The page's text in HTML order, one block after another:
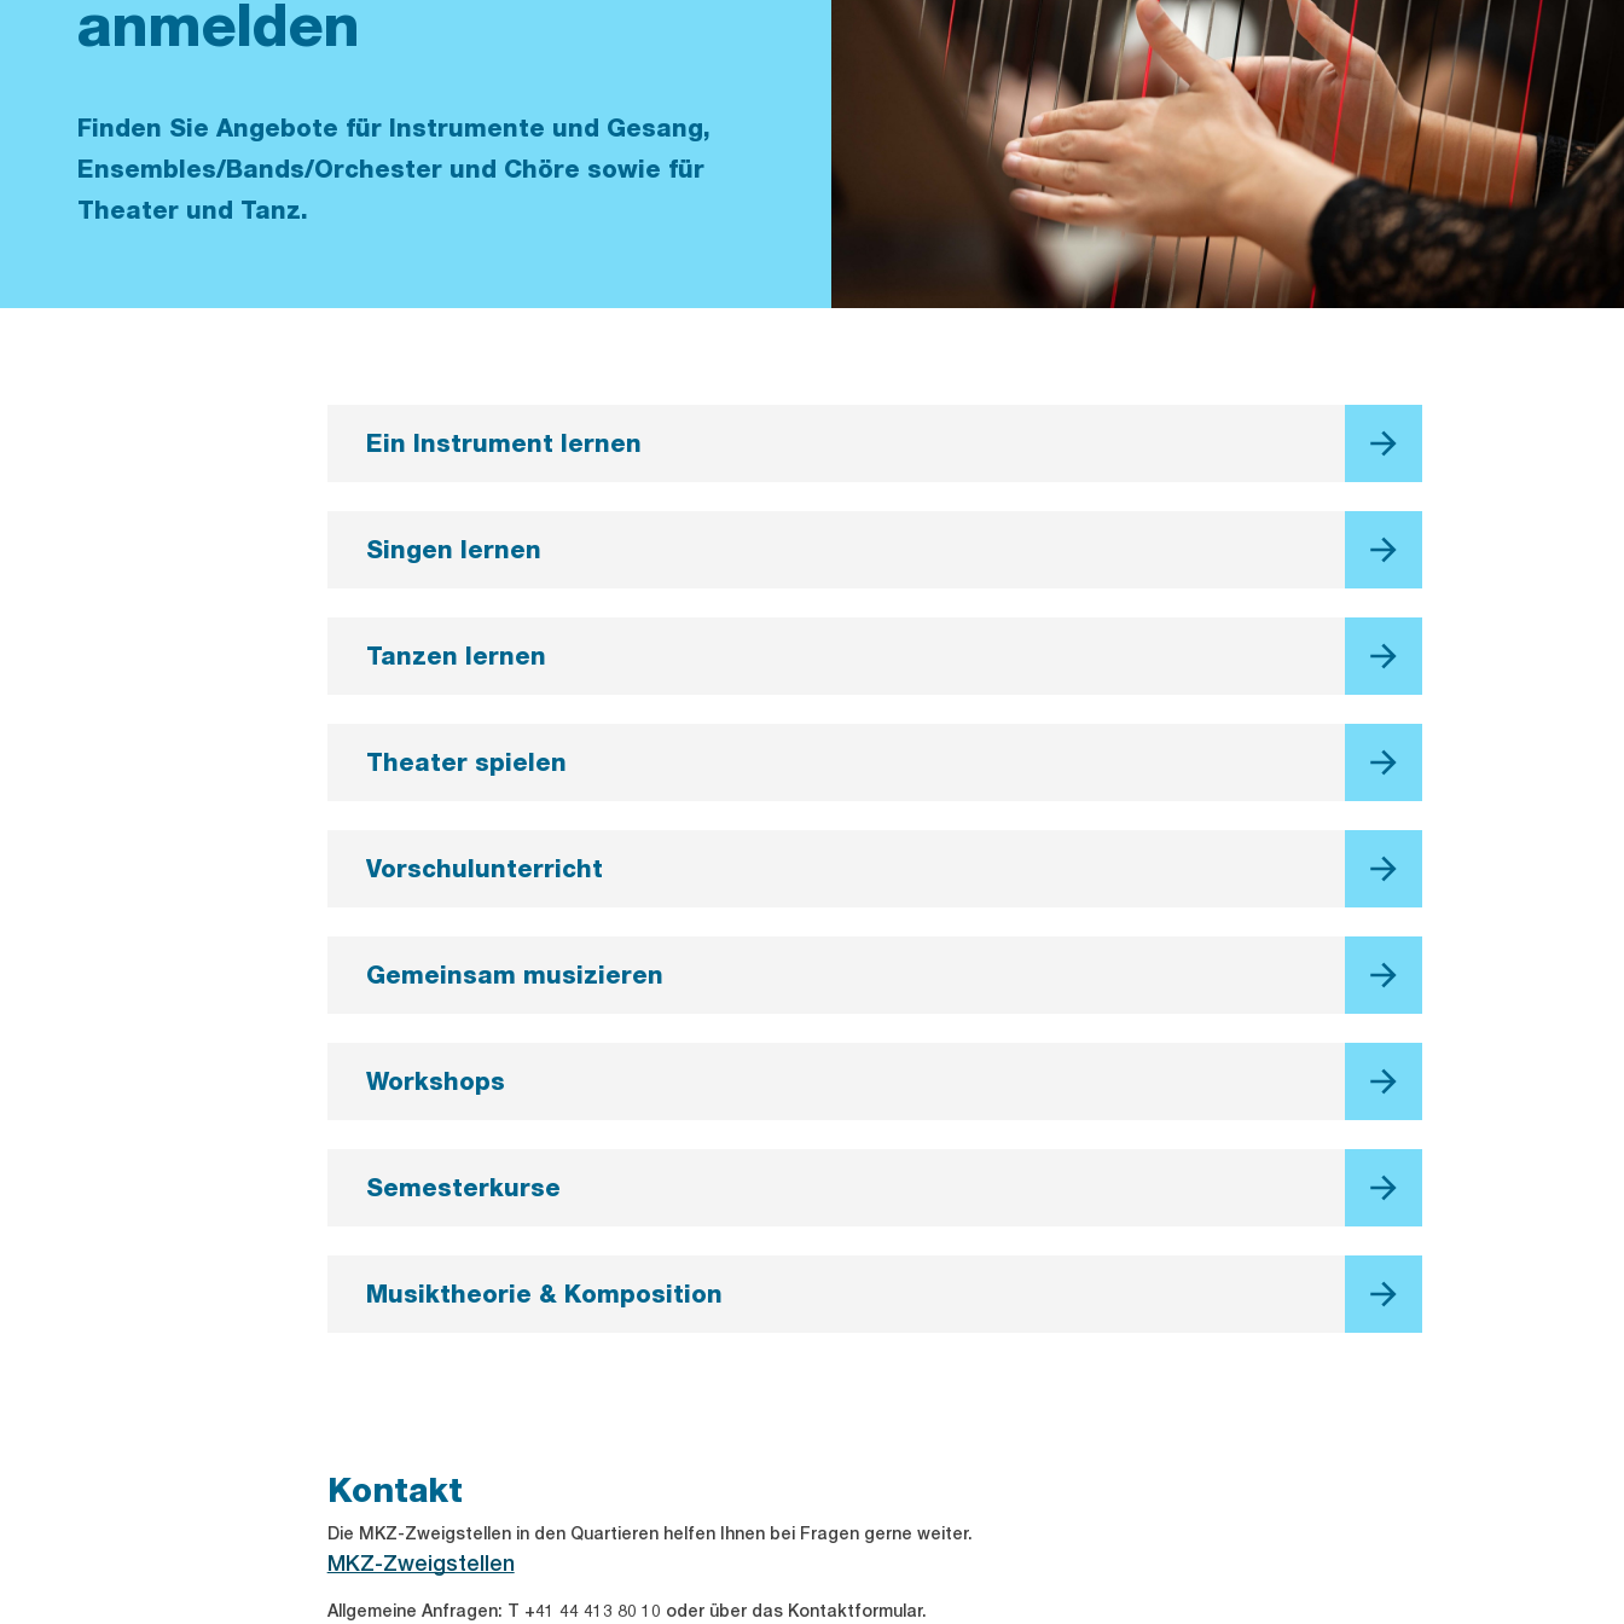
anmelden
Finden Sie Angebote für Instrumente und Gesang,
Ensembles/Bands/Orchester und Chöre sowie für
Theater und Tanz.
Ein Instrument lernen
Singen lernen
Tanzen lernen
Theater spielen
Vorschulunterricht
Gemeinsam musizieren
Workshops
Semesterkurse
Musiktheorie & Komposition
Kontakt
Die MKZ-Zweigstellen in den Quartieren helfen Ihnen bei Fragen gerne weiter.
MKZ-Zweigstellen
Allgemeine Anfragen: T +41 44 413 80 10 oder über das Kontaktformular.